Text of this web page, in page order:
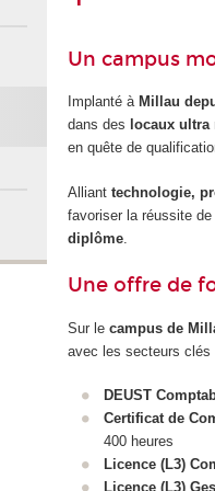
Un campus
Implanté à Millau
dans des locaux
en quête de
Allianttechnologie,
favoriser la réussite
diplôme
Une offre de
Sur lecampus de
avec les secteurs clés
DEUST
Certificat de
400 heures
Licence (L3)
Licence (L3)